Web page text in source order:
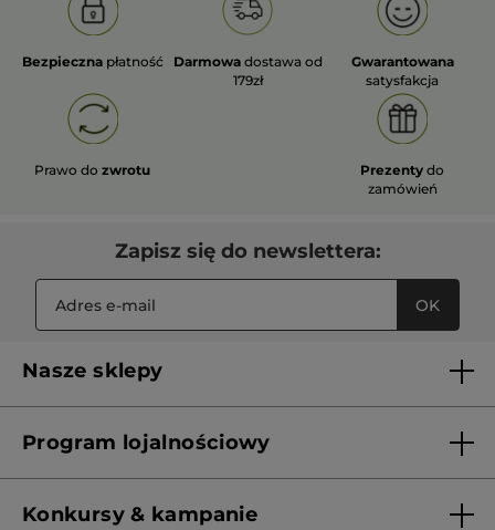
Bezpieczna płatność Darmowa dostawa od
179zł
Gwarantowana
satysfakcja
Prawo dozwrotu Prezenty do
zamówień
Zapisz się do newslettera:
OK
Nasze sklepy
Franczyza
Program lojalnościowy
Konkursy & kampanie